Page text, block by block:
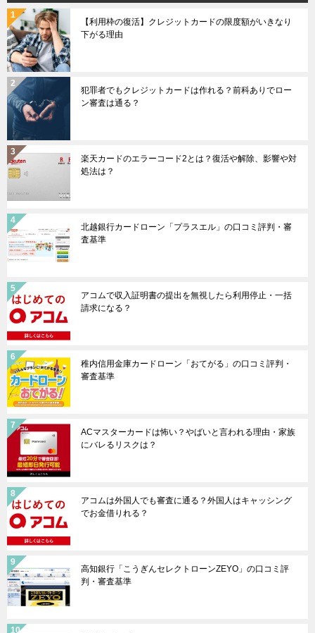
【利用枠の復活】クレジットカードの限度額がいきなり
下がる理由
犯罪者でもクレジットカードは作れる？前科ありでロー
ン審査は通る？
楽天カードのエラーコード2とは？復活や解除、影響や対
処法は？
北越銀行カードローン「プラスエル」の口コミ評判・審
査基準
アコムで収入証明書の提出を無視したら利用停止・一括
請求になる？
稚内信用金庫カードローン「おてがる」の口コミ評判・
審査基準
ACマスターカードは怖い？やばいと言われる理由・家族
にバレるリスクは？
アコムは外国人でも審査に通る？外国人はキャッシング
でお金借りれる？
高知銀行「こうぎんセレクトローンZEYO」の口コミ評
判・審査基準